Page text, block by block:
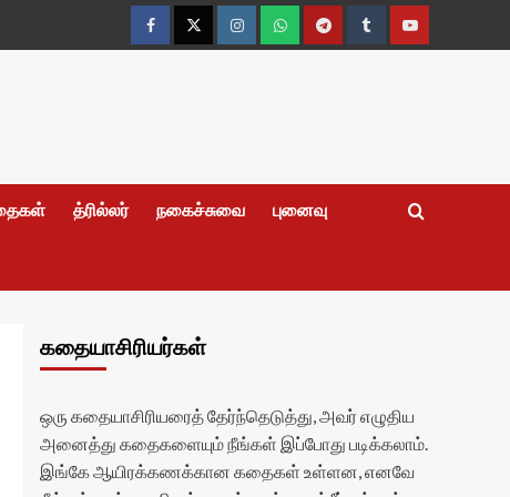
FacebookTwitterInstagramWhatsappTelegramTumblrYouTube
த்ரில்லர் நகைச்சுவை புனைவு
கதையாசிரியர்கள்
ஒரு கதையாசிரியரைத் தேர்ந்தெடுத்து, அவர் எழுதிய
அனைத்து கதைகளையும் நீங்கள் இப்போது படிக்கலாம்.
இங்கே ஆயிரக்கணக்கான கதைகள் உள்ளன, எனவே